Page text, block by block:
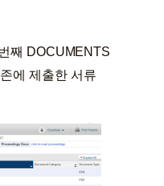
째 DOCUMENTS
에 제출한 서류